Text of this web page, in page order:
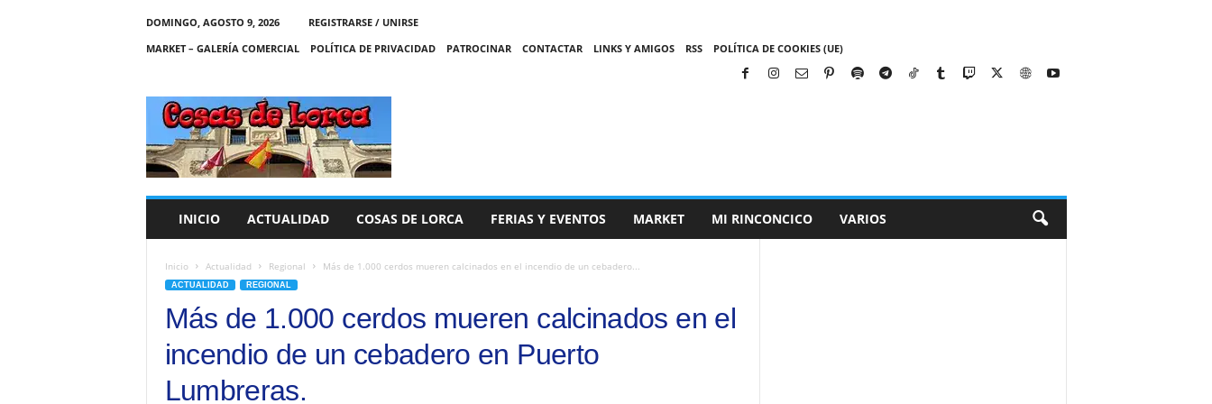
DOMINGO, AGOSTO 9, 2026
REGISTRARSE / UNIRSE
MARKET – GALERÍA COMERCIAL
POLÍTICA DE PRIVACIDAD PATROCINAR CONTACTAR LINKS Y AMIGOS RSS POLÍTICA DE COOKIES (UE)
C
A
S
INICIO ACTUALIDAD COSAS DE LORCA FERIAS Y EVENTOS MARKET MI RINCONCICO VARIOS
Inicio Actualidad Regional Más de 1.000 cerdos mueren calcinados en el incendio de un cebadero...
ACTUALIDAD REGIONAL
Más de 1.000 cerdos mueren calcinados en el
incendio de un cebadero en Puerto
Lumbreras.